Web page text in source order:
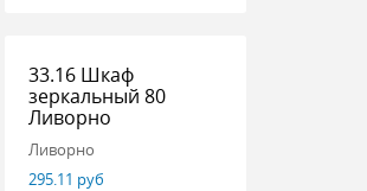
33.16 Шкаф
зеркальный 80
Ливорно
Ливорно
295.11 руб